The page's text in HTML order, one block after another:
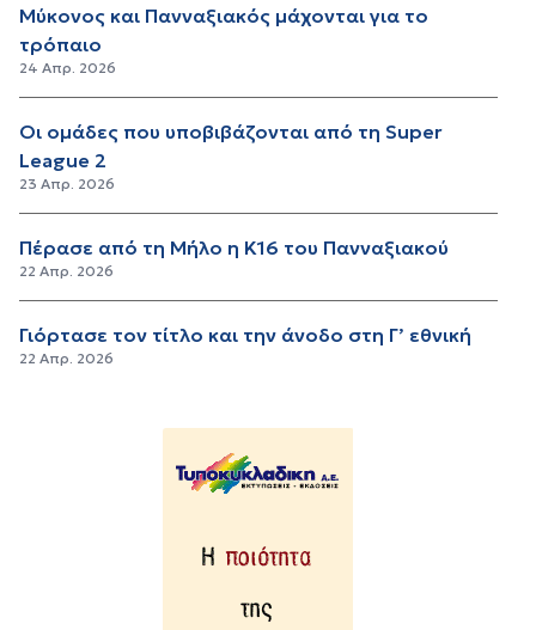
Μύκονος και Πανναξιακός μάχονται για το
τρόπαιο
24 Απρ. 2026
Οι ομάδες που υποβιβάζονται από τη Super
League 2
23 Απρ. 2026
Πέρασε από τη Μήλο η Κ16 του Πανναξιακού
22 Απρ. 2026
Γιόρτασε τον τίτλο και την άνοδο στη Γ’ εθνική
22 Απρ. 2026